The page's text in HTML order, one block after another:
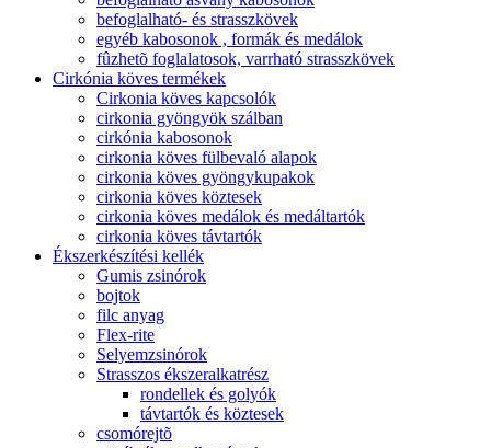
befoglalható- és strasszkövek
egyéb kabosonok , formák és medálok
fûzhetõ foglalatosok, varrható strasszkövek
Cirkónia köves termékek
Cirkonia köves kapcsolók
cirkonia gyöngyök szálban
cirkónia kabosonok
cirkonia köves fülbevaló alapok
cirkonia köves gyöngykupakok
cirkonia köves köztesek
cirkonia köves medálok és medáltartók
cirkonia köves távtartók
Ékszerkészítési kellék
Gumis zsinórok
bojtok
filc anyag
Flex-rite
Selyemzsinórok
Strasszos ékszeralkatrész
rondellek és golyók
távtartók és köztesek
csomórejtõ